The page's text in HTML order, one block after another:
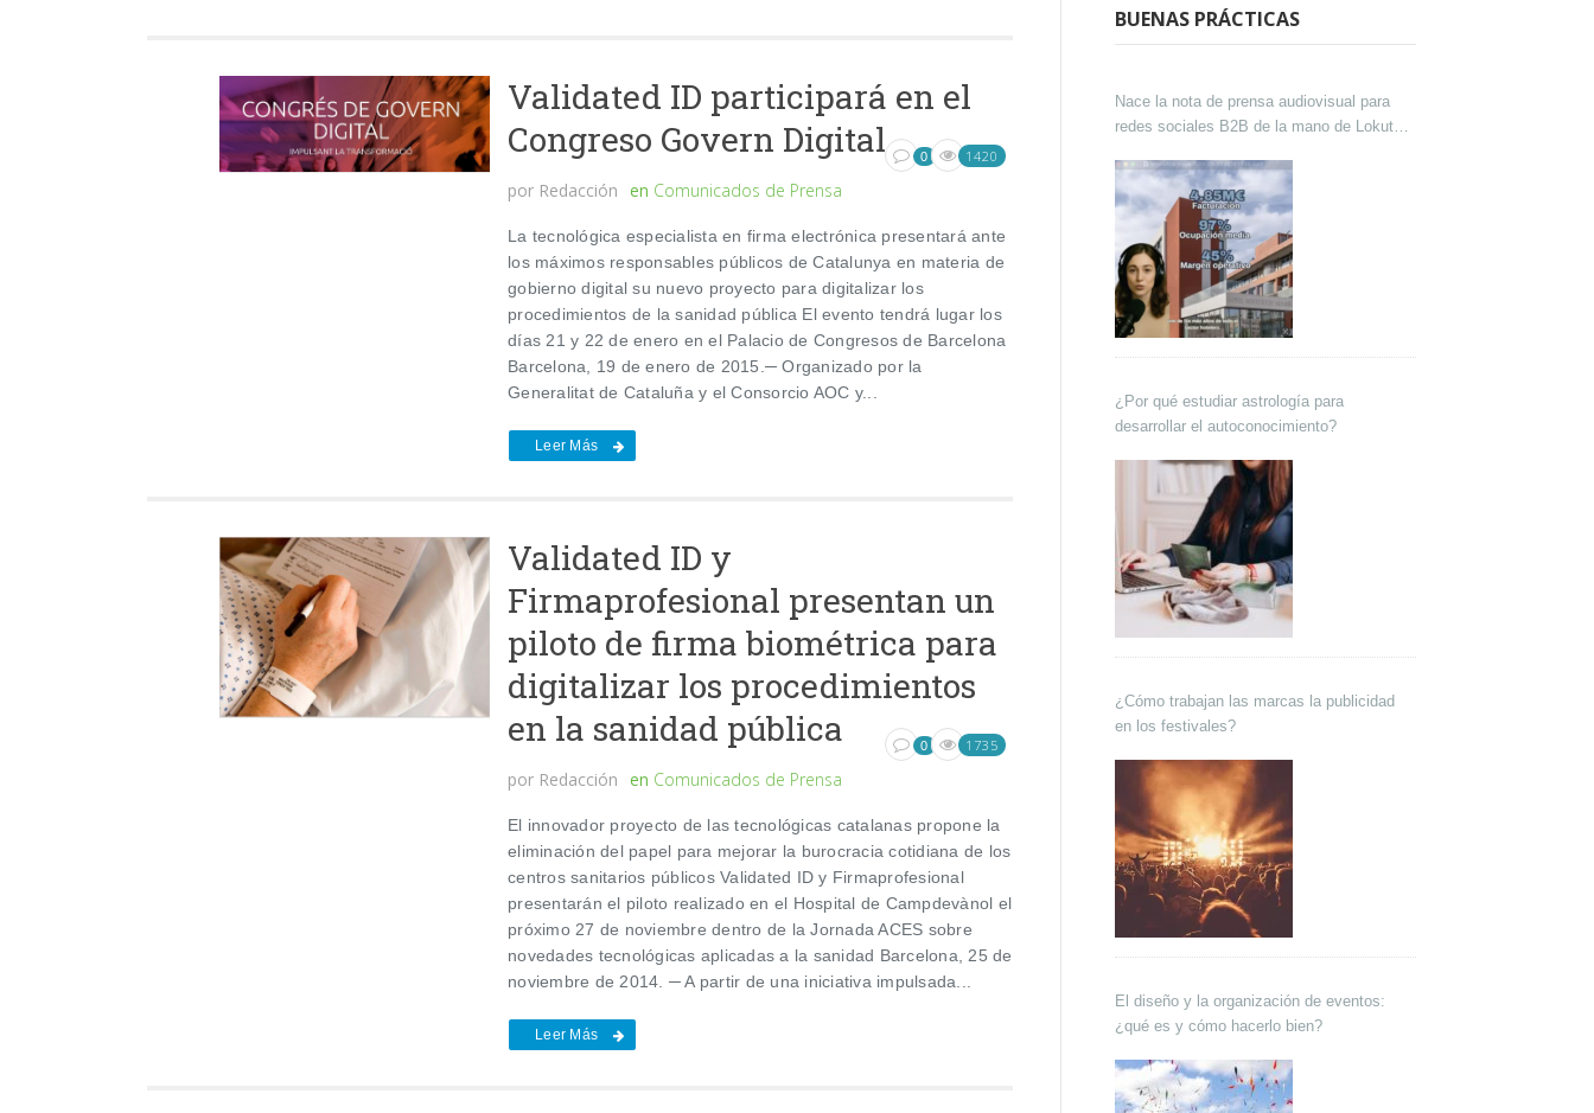
Validated ID participará en el
Congreso Govern Digital
por Redacción en Comunicados de Prensa
0 1420
La tecnológica especialista en firma electrónica presentará ante
los máximos responsables públicos de Catalunya en materia de
gobierno digital su nuevo proyecto para digitalizar los
procedimientos de la sanidad pública El evento tendrá lugar los
días 21 y 22 de enero en el Palacio de Congresos de Barcelona
Barcelona, 19 de enero de 2015.─ Organizado por la
Generalitat de Cataluña y el Consorcio AOC y...
Leer Más
Validated ID y
Firmaprofesional presentan un
piloto de firma biométrica para
digitalizar los procedimientos
en la sanidad pública
por Redacción en Comunicados de Prensa
0 1735
El innovador proyecto de las tecnológicas catalanas propone la
eliminación del papel para mejorar la burocracia cotidiana de los
centros sanitarios públicos Validated ID y Firmaprofesional
presentarán el piloto realizado en el Hospital de Campdevànol el
próximo 27 de noviembre dentro de la Jornada ACES sobre
novedades tecnológicas aplicadas a la sanidad Barcelona, 25 de
noviembre de 2014. ─ A partir de una iniciativa impulsada...
Leer Más
BUENAS PRÁCTICAS
Nace la nota de prensa audiovisual para
redes sociales B2B de la mano de Lokutor
¿Por qué estudiar astrología para
desarrollar el autoconocimiento?
¿Cómo trabajan las marcas la publicidad
en los festivales?
El diseño y la organización de eventos:
¿qué es y cómo hacerlo bien?